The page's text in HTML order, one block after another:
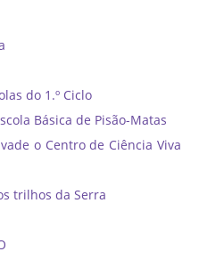
do 1.º Ciclo
Básica de Pisão-Matas
o Centro de Ciência Viva
trilhos da Serra